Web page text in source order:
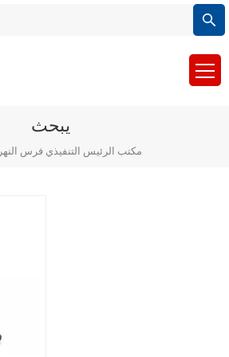
يبحث
مكتب الرئيس التنفيذي فرس النهر